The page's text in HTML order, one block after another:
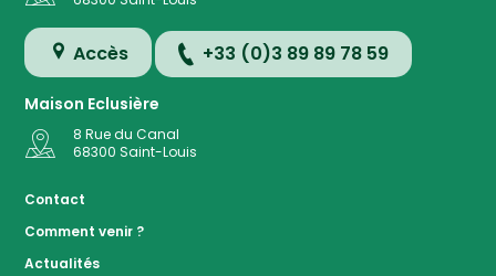
Accès +33 (0)3 89 89 78 59
Maison Eclusière
8 Rue du Canal
68300 Saint-Louis
Contact
Comment venir ?
Actualités